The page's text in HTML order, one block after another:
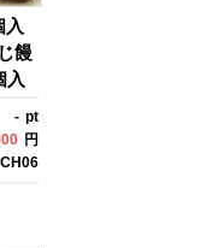
入
饅
入
- pt
円
CH06